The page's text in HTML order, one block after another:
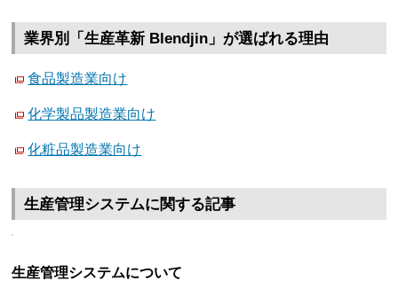
業界別「生産革新 Blendjin」が選ばれる理由
食品製造業向け
化学製品製造業向け
化粧品製造業向け
生産管理システムに関する記事
生産管理システムについて